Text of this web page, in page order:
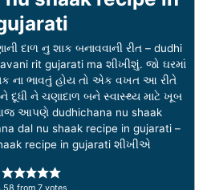
નુ શાક બનાવવાની રીત – dudhi
rit gujarati ma શીખીશું. જો ઘરમાં
ના ભાવતું હોય તો એક વખત આ રીતે
દૂધી ને ચણાદાળ બને સ્વાસ્થ્ય માટે ખૂબ
આપણે dudhichana nu shaak
dal nu shaak recipe in gujarati –
recipe in gujarati શીખીએ